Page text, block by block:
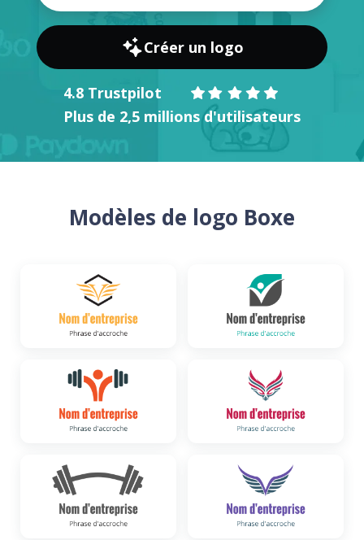
SE CONNECTER
Créer un logo
4.8 Trustpilot
Plus de 2,5 millions d'utilisateurs
Modèles de logo Boxe